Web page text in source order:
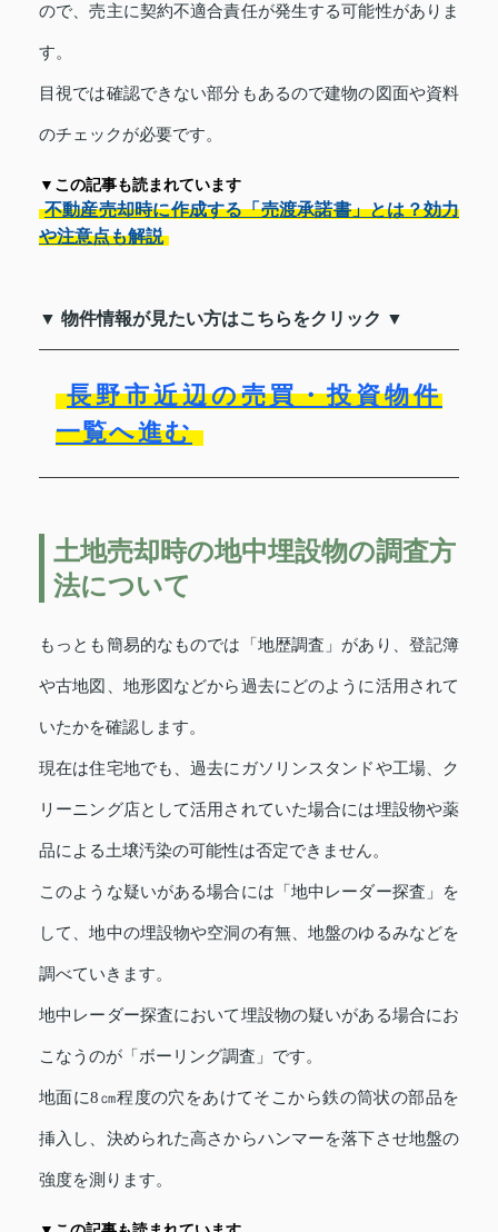
ので、売主に契約不適合責任が発生する可能性がありま
す。
目視では確認できない部分もあるので建物の図面や資料
のチェックが必要です。
▼この記事も読まれています
不動産売却時に作成する「売渡承諾書」とは？効力
や注意点も解説
▼ 物件情報が見たい方はこちらをクリック ▼
長野市近辺の売買・投資物件
一覧へ進む
土地売却時の地中埋設物の調査方
法について
もっとも簡易的なものでは「地歴調査」があり、登記簿
や古地図、地形図などから過去にどのように活用されて
いたかを確認します。
現在は住宅地でも、過去にガソリンスタンドや工場、ク
リーニング店として活用されていた場合には埋設物や薬
品による土壌汚染の可能性は否定できません。
このような疑いがある場合には「地中レーダー探査」を
して、地中の埋設物や空洞の有無、地盤のゆるみなどを
調べていきます。
地中レーダー探査において埋設物の疑いがある場合にお
こなうのが「ボーリング調査」です。
地面に8㎝程度の穴をあけてそこから鉄の筒状の部品を
挿入し、決められた高さからハンマーを落下させ地盤の
強度を測ります。